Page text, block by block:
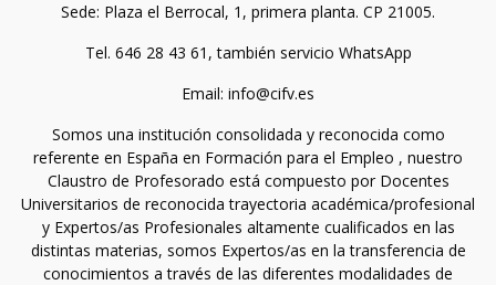
Sede: Plaza el Berrocal, 1, primera planta. CP 21005.
Tel. 646 28 43 61, también servicio WhatsApp
Email: info@cifv.es
Somos una institución consolidada y reconocida como
referente en España en Formación para el Empleo , nuestro
Claustro de Profesorado está compuesto por Docentes
Universitarios de reconocida trayectoria académica/profesional
y Expertos/as Profesionales altamente cualificados en las
distintas materias, somos Expertos/as en la transferencia de
conocimientos a través de las diferentes modalidades de